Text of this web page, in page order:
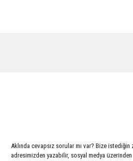
Aklında cevapsız sorular mı var? Bize istediğin
adresimizden yazabilir, sosyal medya üzerinden